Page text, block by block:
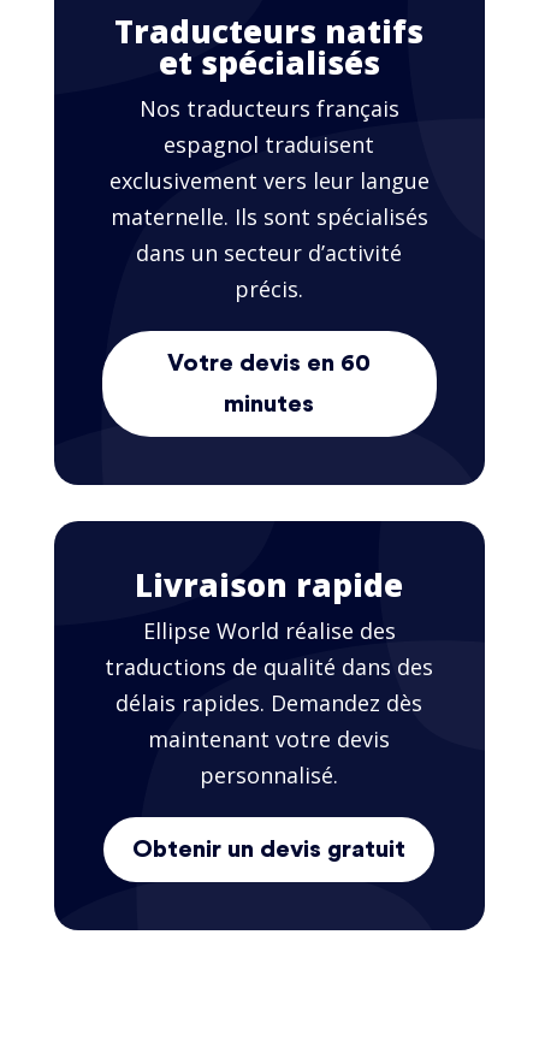
Traducteurs natifs
et spécialisés
Nos traducteurs français
espagnol traduisent
exclusivement vers leur langue
maternelle. Ils sont spécialisés
dans un secteur d’activité
précis.
Votre devis en 60
minutes
Livraison rapide
Ellipse World réalise des
traductions de qualité dans des
délais rapides. Demandez dès
maintenant votre devis
personnalisé.
Obtenir un devis gratuit